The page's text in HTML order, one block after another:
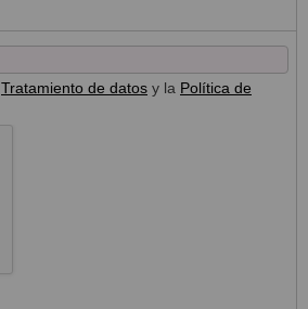
Tratamiento de datos y la Política de